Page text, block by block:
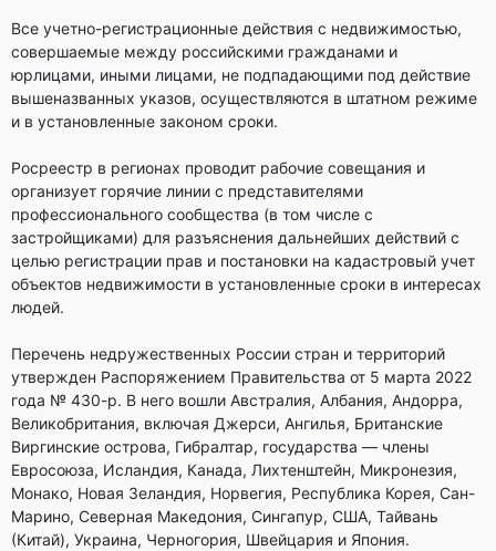
Все учетно-регистрационные действия с недвижимостью,
совершаемые между российскими гражданами и
юрлицами, иными лицами, не подпадающими под действие
вышеназванных указов, осуществляются в штатном режиме
и в установленные законом сроки.
Росреестр в регионах проводит рабочие совещания и
организует горячие линии с представителями
профессионального сообщества (в том числе с
застройщиками) для разъяснения дальнейших действий с
целью регистрации прав и постановки на кадастровый учет
объектов недвижимости в установленные сроки в интересах
людей.
Перечень недружественных России стран и территорий
утвержден Распоряжением Правительства от 5 марта 2022
года № 430-р. В него вошли Австралия, Албания, Андорра,
Великобритания, включая Джерси, Ангилья, Британские
Виргинские острова, Гибралтар, государства — члены
Евросоюза, Исландия, Канада, Лихтенштейн, Микронезия,
Монако, Новая Зеландия, Норвегия, Республика Корея, Сан-
Марино, Северная Македония, Сингапур, США, Тайвань
(Китай), Украина, Черногория, Швейцария и Япония.